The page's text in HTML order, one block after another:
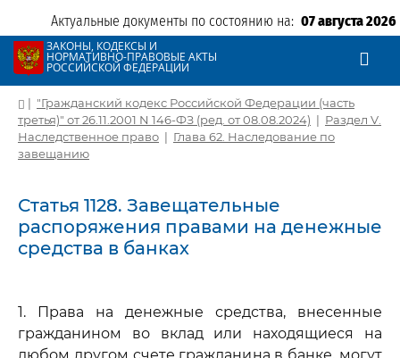
Актуальные документы по состоянию на: 07 августа 2026
ЗАКОНЫ, КОДЕКСЫ И
НОРМАТИВНО-ПРАВОВЫЕ АКТЫ
РОССИЙСКОЙ ФЕДЕРАЦИИ
| "Гражданский кодекс Российской Федерации (часть
третья)" от 26.11.2001 N 146-ФЗ (ред. от 08.08.2024) | Раздел V.
Наследственное право | Глава 62. Наследование по
завещанию
Статья 1128. Завещательные
распоряжения правами на денежные
средства в банках
1. Права на денежные средства, внесенные
гражданином во вклад или находящиеся на